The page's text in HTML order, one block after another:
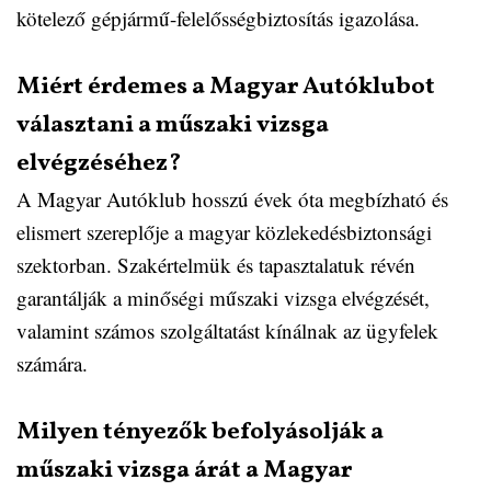
kötelező gépjármű-felelősségbiztosítás igazolása.
Miért érdemes a Magyar Autóklubot
választani a műszaki vizsga
elvégzéséhez?
A Magyar Autóklub hosszú évek óta megbízható és
elismert szereplője a magyar közlekedésbiztonsági
szektorban. Szakértelmük és tapasztalatuk révén
garantálják a minőségi műszaki vizsga elvégzését,
valamint számos szolgáltatást kínálnak az ügyfelek
számára.
Milyen tényezők befolyásolják a
műszaki vizsga árát a Magyar